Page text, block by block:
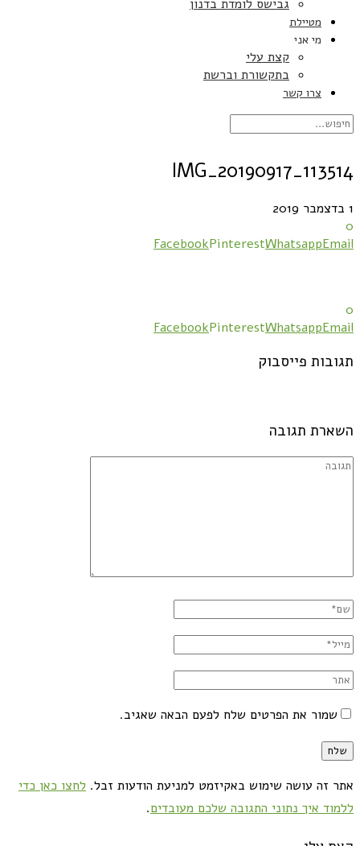
גבישס לומדת בדנון
מטיילת
מי אני
קצת עלי
בתקשורת וברשת
צרו קשר
IMG_20190917_113514
1 בדצמבר 2019
0
FacebookPinterestWhatsappEmail
0
FacebookPinterestWhatsappEmail
תגובות פייסבוק
השארת תגובה
שמור את הפרטים שלח לפעם הבאה שאגיב.
אתר זה עושה שימוש באקיזמט למניעת הודעות זבל. לחצו כאן כדי
ללמוד איך נתוני התגובה שלכם מעובדים.